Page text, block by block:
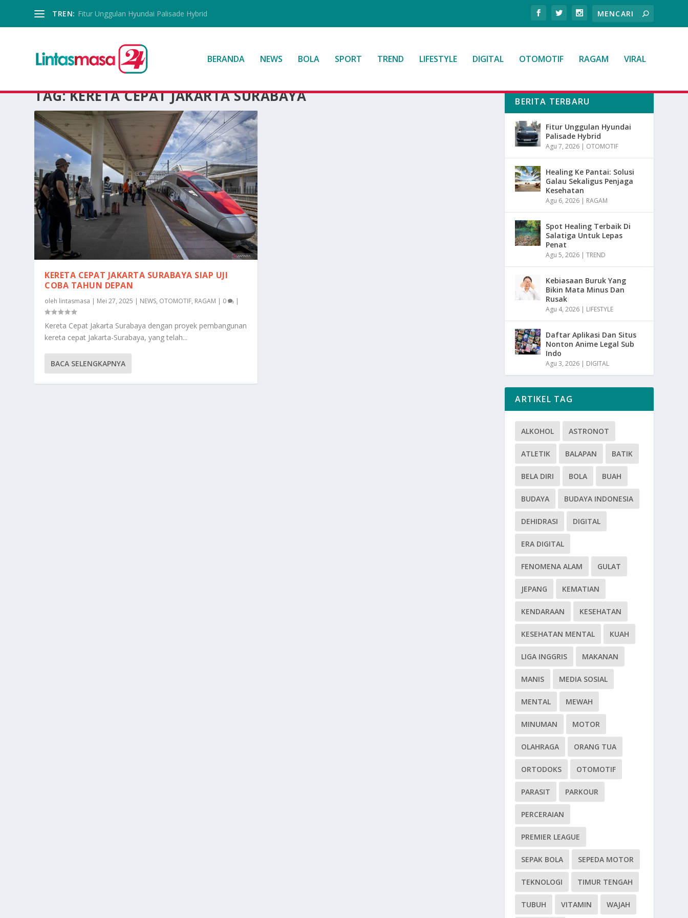
TREN: Fitur Unggulan Hyundai Palisade Hybrid
BERANDA NEWS BOLA SPORT TREND LIFESTYLE DIGITAL OTOMOTIF RAGAM VIRAL
TAG:KERETA CEPAT JAKARTA SURABAYA
KERETA CEPAT JAKARTA SURABAYA SIAP UJI
COBA TAHUN DEPAN
oleh lintasmasa | Mei 27, 2025 | NEWS, OTOMOTIF, RAGAM | 0 |
Kereta Cepat Jakarta Surabaya dengan proyek pembangunan
kereta cepat Jakarta-Surabaya, yang telah...
BACA SELENGKAPNYA
BERITA TERBARU
Fitur Unggulan Hyundai
Palisade Hybrid
Agu 7, 2026 | OTOMOTIF
Healing Ke Pantai: Solusi
Galau Sekaligus Penjaga
Kesehatan
Agu 6, 2026 | RAGAM
Spot Healing Terbaik Di
Salatiga Untuk Lepas
Penat
Agu 5, 2026 |TREND
Kebiasaan Buruk Yang
Bikin Mata Minus Dan
Rusak
Agu 4, 2026 | LIFESTYLE
Daftar Aplikasi Dan Situs
Nonton Anime Legal Sub
Indo
Agu 3, 2026 | DIGITAL
ARTIKEL TAG
ALKOHOL ASTRONOT
ATLETIK BALAPAN BATIK
BELA DIRI BOLA BUAH
BUDAYA BUDAYA INDONESIA
DEHIDRASI DIGITAL
ERA DIGITAL
FENOMENA ALAM GULAT
JEPANG KEMATIAN
KENDARAAN KESEHATAN
KESEHATAN MENTAL KUAH
LIGA INGGRIS MAKANAN
MANIS MEDIA SOSIAL
MENTAL MEWAH
MINUMAN MOTOR
OLAHRAGA ORANG TUA
ORTODOKS OTOMOTIF
PARASIT PARKOUR
PERCERAIAN
PREMIER LEAGUE
SEPAK BOLA SEPEDA MOTOR
TEKNOLOGI TIMUR TENGAH
TUBUH VITAMIN WAJAH